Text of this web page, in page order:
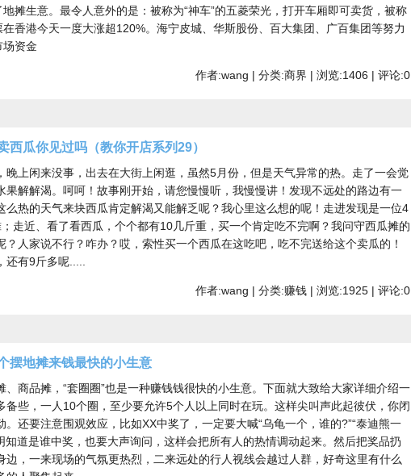
地摊生意。最令人意外的是：被称为“神车”的五菱荣光，打开车厢即可卖货，被称
在香港今天一度大涨超120%。海宁皮城、华斯股份、百大集团、广百集团等努力
场资金
作者:wang | 分类:商界 | 浏览:1406 | 评论:0
西瓜你见过吗（教你开店系列29）
晚上闲来没事，出去在大街上闲逛，虽然5月份，但是天气异常的热。走了一会觉
果解解渴。呵呵！故事刚开始，请您慢慢听，我慢慢讲！发现不远处的路边有一
么热的天气来块西瓜肯定解渴又能解乏呢？我心里这么想的呢！走进发现是一位4
走近、看了看西瓜，个个都有10几斤重，买一个肯定吃不完啊？我问守西瓜摊的
？人家说不行？咋办？哎，索性买一个西瓜在这吃吧，吃不完送给这个卖瓜的！
有9斤多呢.....
作者:wang | 分类:赚钱 | 浏览:1925 | 评论:0
摆地摊来钱最快的小生意
、商品摊，“套圈圈”也是一种赚钱钱很快的小生意。下面就大致给大家详细介绍一
备些，一人10个圈，至少要允许5个人以上同时在玩。这样尖叫声此起彼伏，你闭
。还要注意围观效应，比如XX中奖了，一定要大喊“乌龟一个，谁的?”“泰迪熊一
知道是谁中奖，也要大声询问，这样会把所有人的热情调动起来。然后把奖品扔
边，一来现场的气氛更热烈，二来远处的行人视线会越过人群，好奇这里有什么